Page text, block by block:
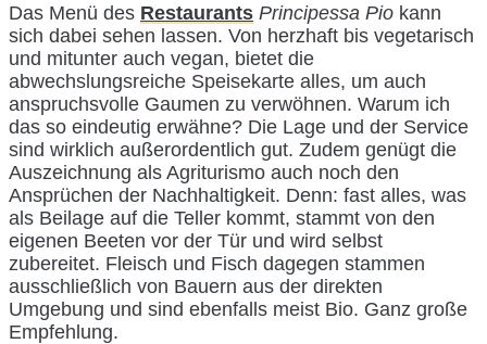
Das Menü des Restaurants Principessa Pio kann
sich dabei sehen lassen. Von herzhaft bis vegetarisch
und mitunter auch vegan, bietet die
abwechslungsreiche Speisekarte alles, um auch
anspruchsvolle Gaumen zu verwöhnen. Warum ich
das so eindeutig erwähne? Die Lage und der Service
sind wirklich außerordentlich gut. Zudem genügt die
Auszeichnung als Agriturismo auch noch den
Ansprüchen der Nachhaltigkeit. Denn: fast alles, was
als Beilage auf die Teller kommt, stammt von den
eigenen Beeten vor der Tür und wird selbst
zubereitet. Fleisch und Fisch dagegen stammen
ausschließlich von Bauern aus der direkten
Umgebung und sind ebenfalls meist Bio. Ganz große
Empfehlung.